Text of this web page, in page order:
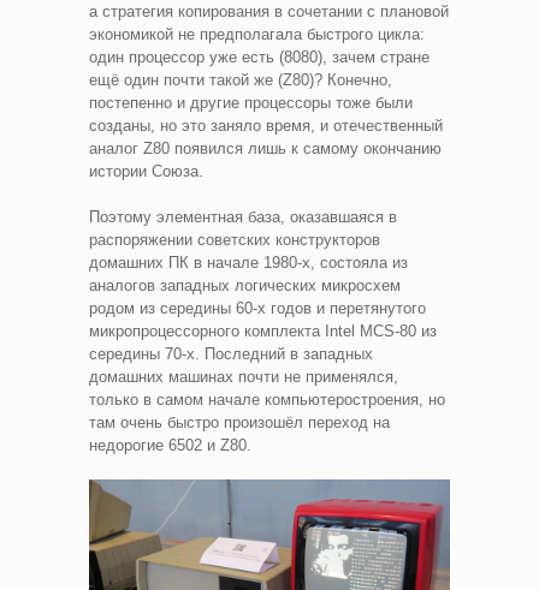
а стратегия копирования в сочетании с плановой
экономикой не предполагала быстрого цикла:
один процессор уже есть (8080), зачем стране
ещё один почти такой же (Z80)? Конечно,
постепенно и другие процессоры тоже были
созданы, но это заняло время, и отечественный
аналог Z80 появился лишь к самому окончанию
истории Союза.
Поэтому элементная база, оказавшаяся в
распоряжении советских конструкторов
домашних ПК в начале 1980-х, состояла из
аналогов западных логических микросхем
родом из середины 60-х годов и перетянутого
микропроцессорного комплекта Intel MCS-80 из
середины 70-х. Последний в западных
домашних машинах почти не применялся,
только в самом начале компьютеростроения, но
там очень быстро произошёл переход на
недорогие 6502 и Z80.